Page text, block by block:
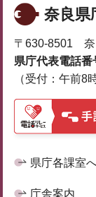
奈良県
〒630-8501 奈
県庁代表電話番
（受付：午前8
県庁各課室
庁舎案内